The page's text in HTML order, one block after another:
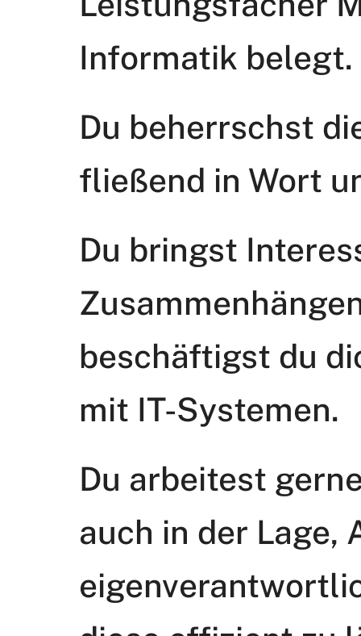
Informatik belegt.
Du beherrschst
fließend in Wort
Du bringst
beschäftigst du
mit IT-Systemen.
Du arbeitest
auch in der Lage,